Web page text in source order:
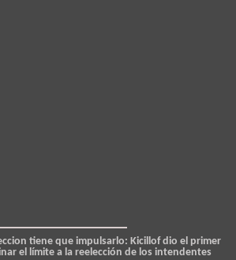
tiene que impulsarlo: Kicillof dio el primer
el límite a la reelección de los intendentes